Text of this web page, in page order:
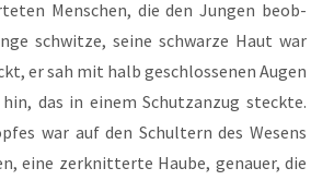
Men­schen, die den Jun­gen beob­
schwit­ze, sei­ne schwar­ze Haut war
er sah mit halb geschlos­se­nen Augen
das in einem Schutz­an­zug steck­te.
war auf den Schul­tern des Wesens
eine zer­knit­ter­te Hau­be, genau­er, die